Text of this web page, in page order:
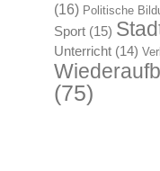
(16) Politische
Sport (15)
Unterricht (14)
(75)